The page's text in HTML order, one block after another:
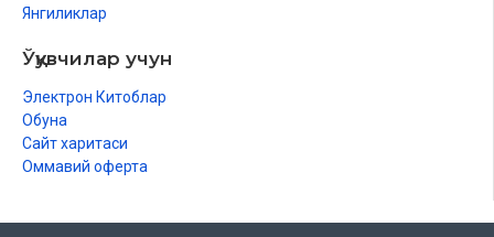
Янгиликлар
Ўқувчилар учун
Электрон Китоблар
Обуна
Сайт харитаси
Оммавий оферта